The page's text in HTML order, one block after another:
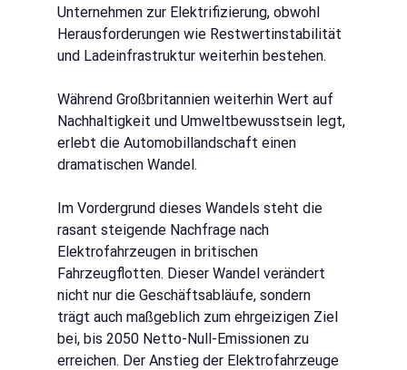
Unternehmen zur Elektrifizierung, obwohl
Herausforderungen wie Restwertinstabilität
und Ladeinfrastruktur weiterhin bestehen.
Während Großbritannien weiterhin Wert auf
Nachhaltigkeit und Umweltbewusstsein legt,
erlebt die Automobillandschaft einen
dramatischen Wandel.
Im Vordergrund dieses Wandels steht die
rasant steigende Nachfrage nach
Elektrofahrzeugen in britischen
Fahrzeugflotten. Dieser Wandel verändert
nicht nur die Geschäftsabläufe, sondern
trägt auch maßgeblich zum ehrgeizigen Ziel
bei, bis 2050 Netto-Null-Emissionen zu
erreichen. Der Anstieg der Elektrofahrzeuge